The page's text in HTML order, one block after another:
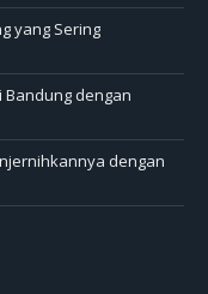
yang Sering
dengan
dengan